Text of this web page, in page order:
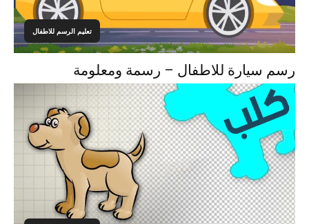
تعليم الرسم للاطفال
رسم سيارة للاطفال – رسمة ومعلومة